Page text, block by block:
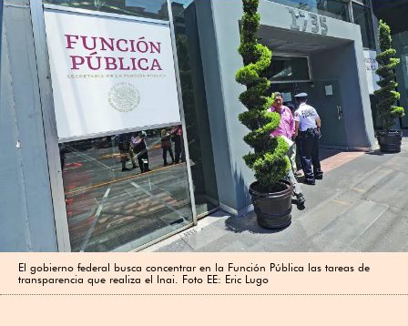
El gobierno federal busca concentrar en la Función Pública las tareas de
transparencia que realiza el Inai. Foto EE: Eric Lugo